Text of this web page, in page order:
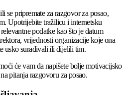
se pripremate za razgovor za posao,
Upotrijebite tražilicu i internetsku
podatke kao što je datum
vrijednosti organizacije koje ona
usko surađivali ili dijelili tim.
će vam da napišete bolje motivacijsko
pitanja razgovoru za posao.